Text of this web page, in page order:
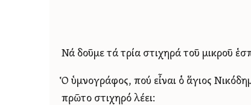
Νά δοῦμε τά τρία στιχηρά τοῦ μικροῦ
Ὁ ὑμνογράφος, πού εἶναι ὁ ἅγιος
πρῶτο στιχηρό λέει: